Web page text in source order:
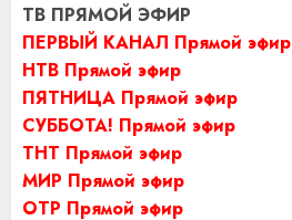
ТВ ПРЯМОЙ ЭФИР
ПЕРВЫЙ КАНАЛ Прямой эфир
НТВ Прямой эфир
ПЯТНИЦА Прямой эфир
СУББОТА! Прямой эфир
ТНТ Прямой эфир
МИР Прямой эфир
ОТР Прямой эфир